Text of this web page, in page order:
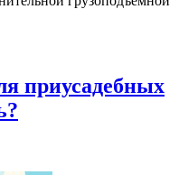
приусадебных